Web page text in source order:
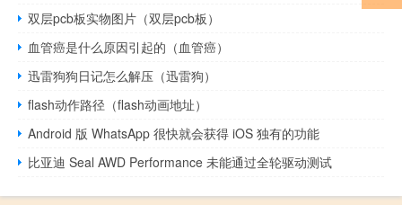
双层pcb板实物图片（双层pcb板）
血管癌是什么原因引起的（血管癌）
迅雷狗狗日记怎么解压（迅雷狗）
flash动作路径（flash动画地址）
Android 版 WhatsApp 很快就会获得 iOS 独有的功能
比亚迪 Seal AWD Performance 未能通过全轮驱动测试